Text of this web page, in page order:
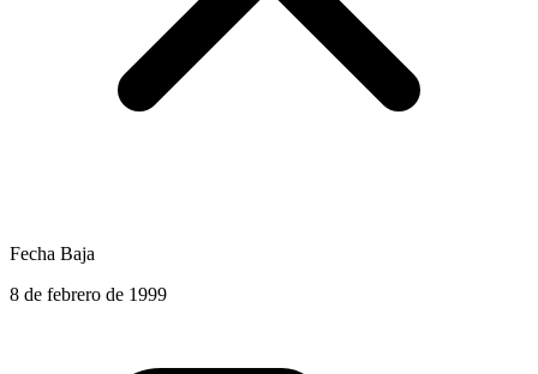
Fecha Baja
8 de febrero de 1999